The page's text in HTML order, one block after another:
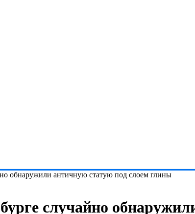
обнаружили античную статую под слоем глины
случайно